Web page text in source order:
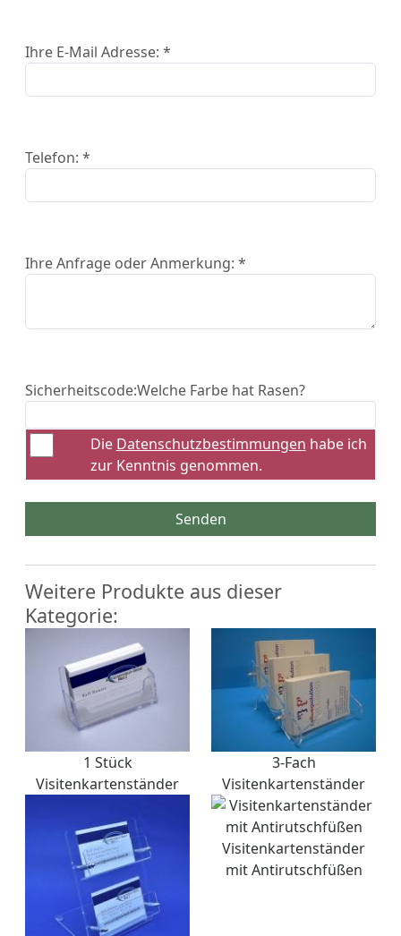
Ihre E-Mail Adresse: *
Telefon: *
Ihre Anfrage oder Anmerkung: *
Sicherheitscode:Welche Farbe hat Rasen?
Die Datenschutzbestimmungen habe ich
zur Kenntnis genommen.
Senden
Weitere Produkte aus dieser
Kategorie:
1 Stück
Visitenkartenständer
3-Fach
Visitenkartenständer
Visitenkartenständer
mit Antirutschfüßen